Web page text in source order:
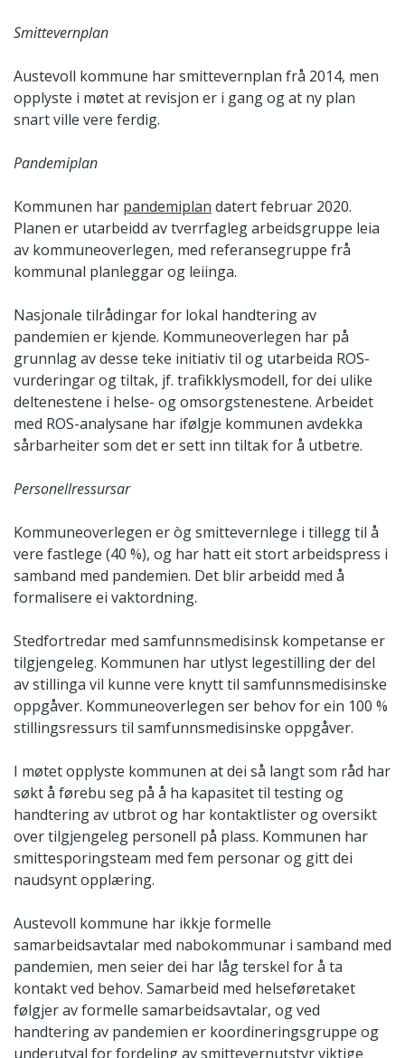
Smittevernplan
Austevoll kommune har smittevernplan frå 2014, men
opplyste i møtet at revisjon er i gang og at ny plan
snart ville vere ferdig.
Pandemiplan
Kommunen har pandemiplan datert februar 2020.
Planen er utarbeidd av tverrfagleg arbeidsgruppe leia
av kommuneoverlegen, med referansegruppe frå
kommunal planleggar og leiinga.
Nasjonale tilrådingar for lokal handtering av
pandemien er kjende. Kommuneoverlegen har på
grunnlag av desse teke initiativ til og utarbeida ROS-
vurderingar og tiltak, jf. trafikklysmodell, for dei ulike
deltenestene i helse- og omsorgstenestene. Arbeidet
med ROS-analysane har ifølgje kommunen avdekka
sårbarheiter som det er sett inn tiltak for å utbetre.
Personellressursar
Kommuneoverlegen er òg smittevernlege i tillegg til å
vere fastlege (40 %), og har hatt eit stort arbeidspress i
samband med pandemien. Det blir arbeidd med å
formalisere ei vaktordning.
Stedfortredar med samfunnsmedisinsk kompetanse er
tilgjengeleg. Kommunen har utlyst legestilling der del
av stillinga vil kunne vere knytt til samfunnsmedisinske
oppgåver. Kommuneoverlegen ser behov for ein 100 %
stillingsressurs til samfunnsmedisinske oppgåver.
I møtet opplyste kommunen at dei så langt som råd har
søkt å førebu seg på å ha kapasitet til testing og
handtering av utbrot og har kontaktlister og oversikt
over tilgjengeleg personell på plass. Kommunen har
smittesporingsteam med fem personar og gitt dei
naudsynt opplæring.
Austevoll kommune har ikkje formelle
samarbeidsavtalar med nabokommunar i samband med
pandemien, men seier dei har låg terskel for å ta
kontakt ved behov. Samarbeid med helseføretaket
følgjer av formelle samarbeidsavtalar, og ved
handtering av pandemien er koordineringsgruppe og
underutval for fordeling av smittevernutstyr viktige